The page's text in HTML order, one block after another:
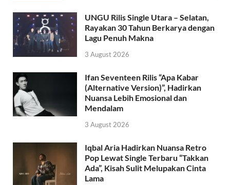
UNGU Rilis Single Utara – Selatan,
Rayakan 30 Tahun Berkarya dengan
Lagu Penuh Makna
3 August 2026
Ifan Seventeen Rilis “Apa Kabar
(Alternative Version)”, Hadirkan
Nuansa Lebih Emosional dan
Mendalam
3 August 2026
Iqbal Aria Hadirkan Nuansa Retro
Pop Lewat Single Terbaru “Takkan
Ada”, Kisah Sulit Melupakan Cinta
Lama